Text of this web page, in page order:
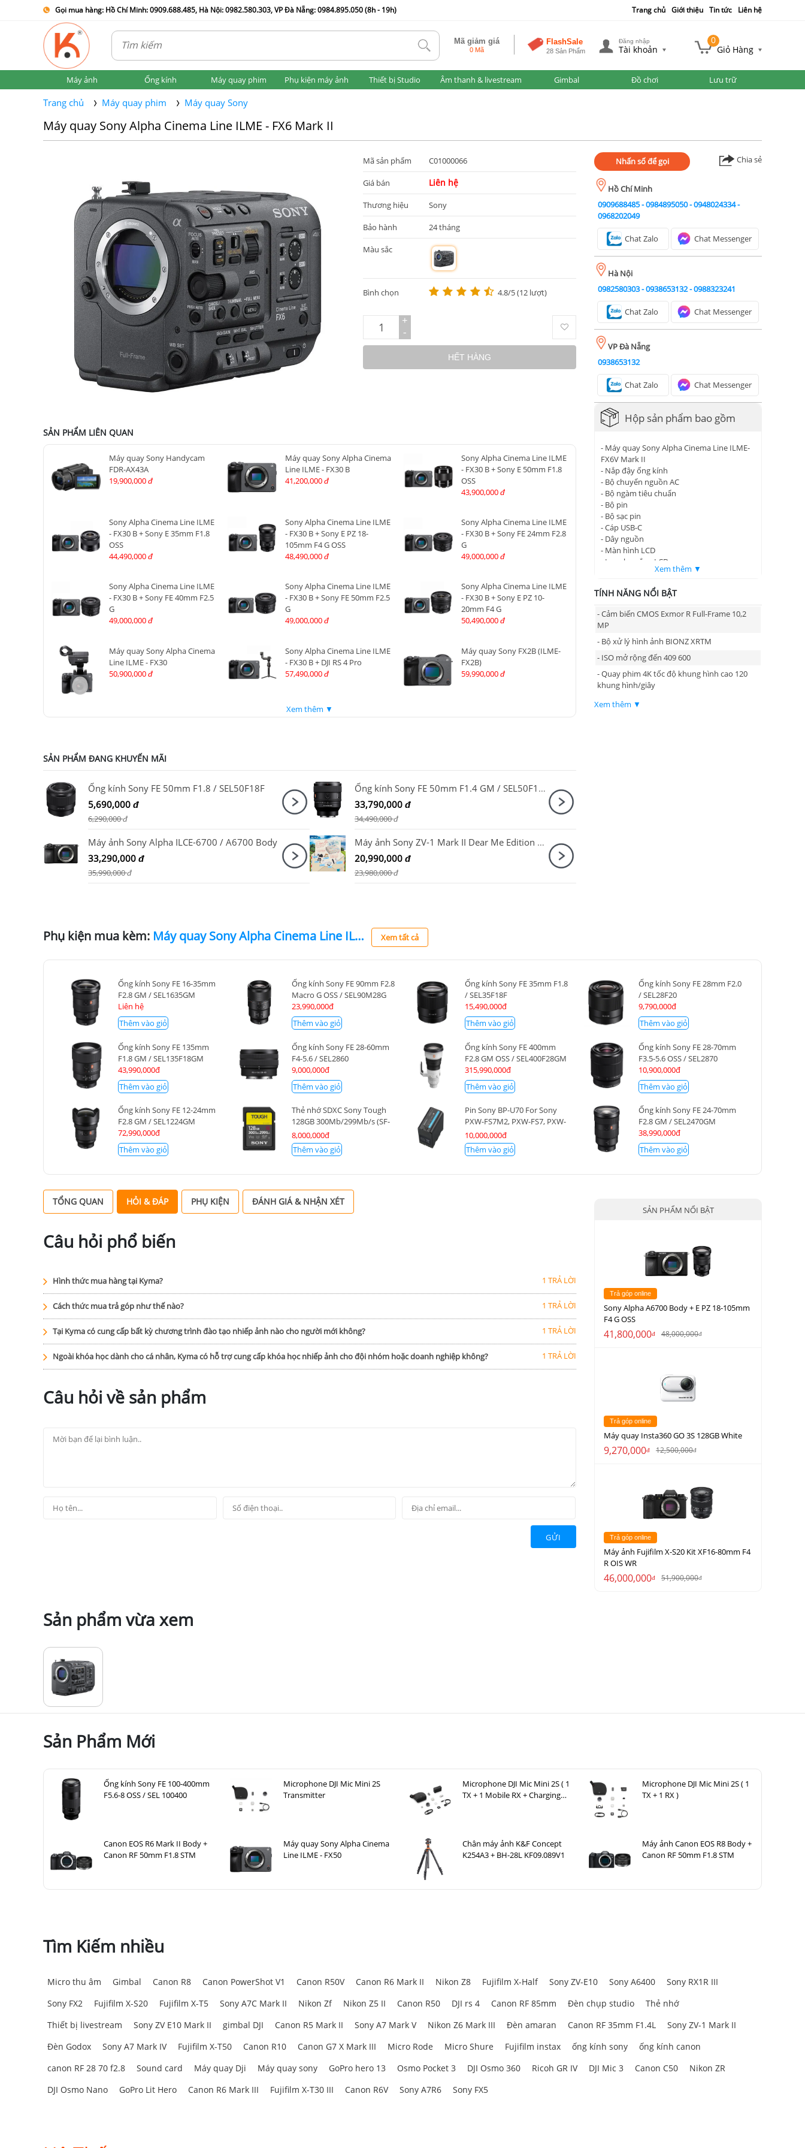
Gọi mua hàng: Hồ Chí Minh: 0909.688.485, Hà Nội: 0982.580.303, VP Đà Nẵng: 0984.895.050 (8h - 19h) Trang chủ Giới thiệu Tin tức Liên hệ
tlk Mã giảm giá
0 Mã
FlashSale
28 Sản Phẩm
Đăng nhập
Tài khoản
0
Giỏ Hàng
Máy ảnh Ống kính Máy quay phim Phụ kiện máy ảnh Thiết bị Studio Âm thanh & livestream Gimbal Đồ chơi Lưu trữ
Trang chủ Máy quay phim Máy quay Sony
Máy quay Sony Alpha Cinema Line ILME - FX6 Mark II
Mã sản phẩm C01000066
Giá bán Liên hệ
Thương hiệu Sony
Bảo hành 24 tháng
Màu sắc
m
Bình chọn 4.8/5 (12 lượt)
+
-
HẾT HÀNG
SẢN PHẨM LIÊN QUAN
Máy quay Sony Handycam
FDR-AX43A
19,900,000 đ
Máy quay Sony Alpha Cinema
Line ILME - FX30 B
41,200,000 đ
Sony Alpha Cinema Line ILME
- FX30 B + Sony E 50mm F1.8
OSS
43,900,000 đ
Sony Alpha Cinema Line ILME
- FX30 B + Sony E 35mm F1.8
OSS
44,490,000 đ
Sony Alpha Cinema Line ILME
- FX30 B + Sony E PZ 18-
105mm F4 G OSS
48,490,000 đ
Sony Alpha Cinema Line ILME
- FX30 B + Sony FE 24mm F2.8
G
49,000,000 đ
Sony Alpha Cinema Line ILME
- FX30 B + Sony FE 40mm F2.5
G
49,000,000 đ
Sony Alpha Cinema Line ILME
- FX30 B + Sony FE 50mm F2.5
G
49,000,000 đ
Sony Alpha Cinema Line ILME
- FX30 B + Sony E PZ 10-
20mm F4 G
50,490,000 đ
Máy quay Sony Alpha Cinema
Line ILME - FX30
50,900,000 đ
Sony Alpha Cinema Line ILME
- FX30 B + DJI RS 4 Pro
57,490,000 đ
Máy quay Sony FX2B (ILME-
FX2B)
59,990,000 đ
Xem thêm ▼
SẢN PHẨM ĐANG KHUYẾN MÃI
Ống kính Sony FE 50mm F1.8 / SEL50F18F
5,690,000 đ
6,290,000đ
Ống kính Sony FE 50mm F1.4 GM / SEL50F14GM
33,790,000 đ
34,490,000đ
Máy ảnh Sony Alpha ILCE-6700 / A6700 Body
33,290,000 đ
35,990,000đ
Máy ảnh Sony ZV-1 Mark II Dear Me Edition Đen
20,990,000 đ
23,980,000đ
Nhấn số để gọi Chia sẻ
Hồ Chí Minh
0909688485-0984895050-0948024334-
0968202049
Chat Zalo Chat Messenger
Hà Nội
0982580303-0938653132-0988323241
Chat Zalo Chat Messenger
VP Đà Nẵng
0938653132
Chat Zalo Chat Messenger
Hộp sản phẩm bao gồm
- Máy quay Sony Alpha Cinema Line ILME-
FX6V Mark II
- Nắp đậy ống kính
- Bộ chuyển nguồn AC
- Bộ ngàm tiêu chuẩn
- Bộ pin
- Bộ sạc pin
- Cáp USB-C
- Dây nguồn
- Màn hình LCD
- Loa che nắng LCD
- Nắp đầu cắm tay cầm
- Điều khiển từ xa dạng báng tay cầm
Xem thêm ▼
TÍNH NĂNG NỔI BẬT
- Cảm biến CMOS Exmor R Full-Frame 10,2
MP
- Bộ xử lý hình ảnh BIONZ XRTM
- ISO mở rộng đến 409 600
- Quay phim 4K tốc độ khung hình cao 120
khung hình/giây
Xem thêm ▼
Phụ kiện mua kèm: Máy quay Sony Alpha Cinema Line ILME - FX6 Mark II Xem tất cả
Ống kính Sony FE 16-35mm
F2.8 GM / SEL1635GM
Liên hệ
Thêm vào giỏ
Ống kính Sony FE 90mm F2.8
Macro G OSS / SEL90M28G
23,990,000đ
Thêm vào giỏ
Ống kính Sony FE 35mm F1.8
/ SEL35F18F
15,490,000đ
Thêm vào giỏ
Ống kính Sony FE 28mm F2.0
/ SEL28F20
9,790,000đ
Thêm vào giỏ
Ống kính Sony FE 135mm
F1.8 GM / SEL135F18GM
43,990,000đ
Thêm vào giỏ
Ống kính Sony FE 28-60mm
F4-5.6 / SEL2860
9,000,000đ
Thêm vào giỏ
Ống kính Sony FE 400mm
F2.8 GM OSS / SEL400F28GM
315,990,000đ
Thêm vào giỏ
Ống kính Sony FE 28-70mm
F3.5-5.6 OSS / SEL2870
10,900,000đ
Thêm vào giỏ
Ống kính Sony FE 12-24mm
F2.8 GM / SEL1224GM
72,990,000đ
Thêm vào giỏ
Thẻ nhớ SDXC Sony Tough
128GB 300Mb/299Mb/s (SF-
G128T/T1)
8,000,000đ
Thêm vào giỏ
Pin Sony BP-U70 For Sony
PXW-FS7M2, PXW-FS7, PXW-
FS5M2, PXW-FS5, PXW-X160,
PXW-X180
10,000,000đ
Thêm vào giỏ
Ống kính Sony FE 24-70mm
F2.8 GM / SEL2470GM
38,990,000đ
Thêm vào giỏ
TỔNG QUAN HỎI & ĐÁP PHỤ KIỆN ĐÁNH GIÁ & NHẬN XÉT
Câu hỏi phổ biến
Hình thức mua hàng tại Kyma? 1 TRẢ LỜI
Cách thức mua trả góp như thế nào? 1 TRẢ LỜI
Tại Kyma có cung cấp bất kỳ chương trình đào tạo nhiếp ảnh nào cho người mới không? 1 TRẢ LỜI
Ngoài khóa học dành cho cá nhân, Kyma có hỗ trợ cung cấp khóa học nhiếp ảnh cho đội nhóm hoặc doanh nghiệp không? 1 TRẢ LỜI
Câu hỏi về sản phẩm
GỬI
SẢN PHẨM NỔI BẬT
Trả góp online
Sony Alpha A6700 Body + E PZ 18-105mm
F4 G OSS
41,800,000đ 48,000,000đ
Trả góp online
Máy quay Insta360 GO 3S 128GB White
9,270,000đ 12,500,000đ
Trả góp online
Máy ảnh Fujifilm X-S20 Kit XF16-80mm F4
R OIS WR
46,000,000đ 51,900,000đ
Sản phẩm vừa xem
Sản Phẩm Mới
Ống kính Sony FE 100-400mm
F5.6-8 OSS / SEL 100400
Microphone DJI Mic Mini 2S
Transmitter
Microphone DJI Mic Mini 2S ( 1
TX + 1 Mobile RX + Charging
Microphone DJI Mic Mini 2S ( 1
TX + 1 RX )
Canon EOS R6 Mark II Body +
Canon RF 50mm F1.8 STM
Máy quay Sony Alpha Cinema
Line ILME - FX50
Chân máy ảnh K&F Concept
K254A3 + BH-28L KF09.089V1
Máy ảnh Canon EOS R8 Body +
Canon RF 50mm F1.8 STM
Tìm Kiếm nhiều
Micro thu âm Gimbal Canon R8 Canon PowerShot V1 Canon R50V Canon R6 Mark II Nikon Z8 Fujifilm X-Half Sony ZV-E10 Sony A6400
Sony RX1R III
Sony FX2
Fujifilm X-S20 Fujifilm X-T5 Sony A7C Mark II Nikon Zf Nikon Z5 II Canon R50 DJI rs 4 Canon RF 85mm Đèn chụp studio
Thẻ nhớ
Thiết bị livestream
Sony ZV E10 Mark II gimbal DJI Canon R5 Mark II Sony A7 Mark V Nikon Z6 Mark III Đèn amaran Canon RF 35mm F1.4L
Sony ZV-1 Mark II
Đèn Godox
Sony A7 Mark IV Fujifilm X-T50 Canon R10 Canon G7 X Mark III Micro Rode Micro Shure Fujifilm instax ống kính sony
ống kính canon
canon RF 28 70 f2.8
Sound card Máy quay Dji Máy quay sony GoPro hero 13 Osmo Pocket 3 DJI Osmo 360 Ricoh GR IV DJI Mic 3 Canon C50
Nikon ZR
DJI Osmo Nano
GoPro Lit Hero Canon R6 Mark III Fujifilm X-T30 III Canon R6V Sony A7R6 Sony FX5